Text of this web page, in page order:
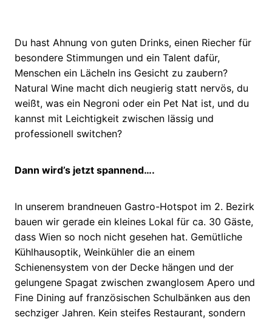
Du hast Ahnung von guten Drinks, einen Riecher für
besondere Stimmungen und ein Talent dafür,
Menschen ein Lächeln ins Gesicht zu zaubern?
Natural Wine macht dich neugierig statt nervös, du
weißt, was ein Negroni oder ein Pet Nat ist, und du
kannst mit Leichtigkeit zwischen lässig und
professionell switchen?
Dann wird’s jetzt spannend….
In unserem brandneuen Gastro-Hotspot im 2. Bezirk
bauen wir gerade ein kleines Lokal für ca. 30 Gäste,
dass Wien so noch nicht gesehen hat. Gemütliche
Kühlhausoptik, Weinkühler die an einem
Schienensystem von der Decke hängen und der
gelungene Spagat zwischen zwanglosem Apero und
Fine Dining auf französischen Schulbänken aus den
sechziger Jahren. Kein steifes Restaurant, sondern